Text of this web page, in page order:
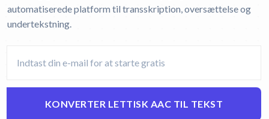
automatiserede platform til transskription, oversættelse og
undertekstning.
KONVERTER LETTISK AAC TIL TEKST